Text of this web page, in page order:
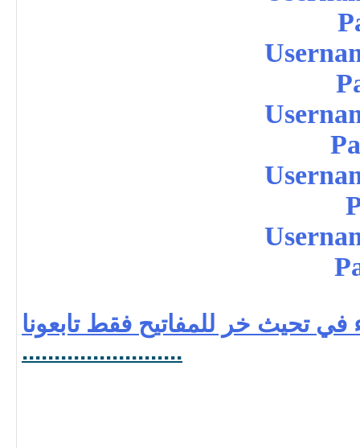
في تحيث خر للمفاتيح فقط تابعونا
.
.
.
.
.
.
.
.
.
.
.
.
.
.
.
.
.
.
.
.
.
.
.
.
.